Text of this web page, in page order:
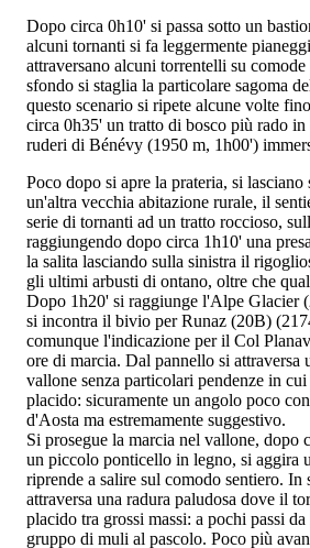
Dopo circa 0h10' si passa sotto un
alcuni tornanti si fa leggermente
attraversano alcuni torrentelli su
sfondo si staglia la particolare sagoma
questo scenario si ripete alcune volte
circa 0h35' un tratto di bosco più rado
ruderi di Bénévy (1950 m, 1h00')
Poco dopo si apre la prateria, si lasciano
un'altra vecchia abitazione rurale, il
serie di tornanti ad un tratto roccioso,
raggiungendo dopo circa 1h10' una
la salita lasciando sulla sinistra il
gli ultimi arbusti di ontano, oltre che
Dopo 1h20' si raggiunge l'Alpe Glacier
si incontra il bivio per Runaz (20B)
comunque l'indicazione per il Col
ore di marcia. Dal pannello si attraversa
vallone senza particolari pendenze in
placido: sicuramente un angolo poco
d'Aosta ma estremamente suggestivo.
Si prosegue la marcia nel vallone, dopo
un piccolo ponticello in legno, si aggira
riprende a salire sul comodo sentiero. In
attraversa una radura paludosa dove il
placido tra grossi massi: a pochi passi
gruppo di muli al pascolo. Poco più